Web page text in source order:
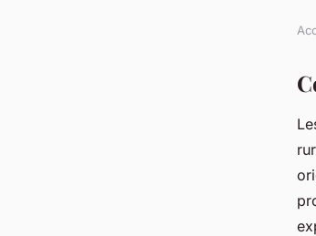
Explorez la
L'Impact
sur votre